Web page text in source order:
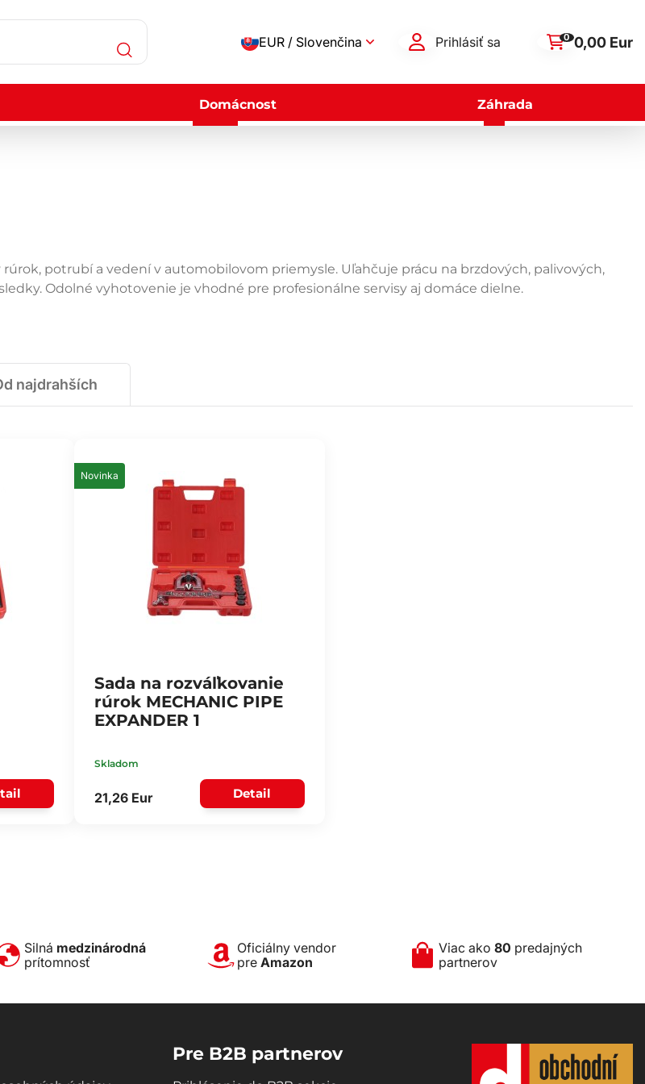
EUR / Slovenčina Prihlásiť sa 0 0,00 Eur
Domácnost Záhrada
rúrok, potrubí a vedení v automobilovom priemysle. Uľahčuje prácu na brzdových, palivových,
Odolné vyhotovenie je vhodné pre profesionálne servisy aj domáce dielne.
najdrahších
Novinka
Sada na rozváľkovanie
rúrok MECHANIC PIPE
EXPANDER 1
Skladom
21,26 Eur Detail
Silná medzinárodná
prítomnosť
Oficiálny vendor
preAmazon
Viac ako 80 predajných
partnerov
Pre B2B partnerov